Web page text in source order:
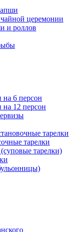
церемонии
и роллов
на 6 персон
на 12 персон
тарелки
тарелки
тарелки)